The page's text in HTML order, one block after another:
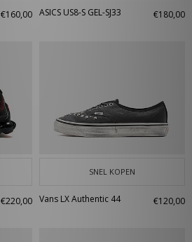
€160,00 ASICS US8-S GEL-SJ33 €180,00
€220,00
SNEL KOPEN
Vans LX Authentic 44 €120,00